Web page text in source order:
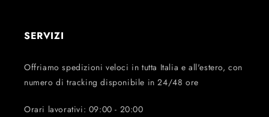
SERVIZI
Offriamo spedizioni veloci in tutta Italia e all'estero, con
numero di tracking disponibile in 24/48 ore
Orari lavorativi: 09:00 - 20:00